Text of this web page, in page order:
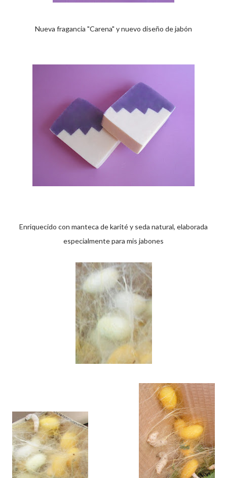
Nueva fragancia "Carena" y nuevo diseño de jabón
Enriquecido con manteca de karité y seda natural, elaborada
especialmente para mis jabones